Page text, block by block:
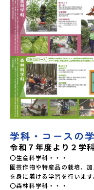
学科・コースの
令和７年度より２学
〇生産科学科・・・
園芸作物や特産品の栽培、
を身に着ける学習を行います
〇森林科学科・・・